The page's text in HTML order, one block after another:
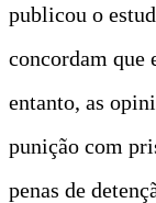
publicou o
concordam que
entanto, as
punição com
penas de